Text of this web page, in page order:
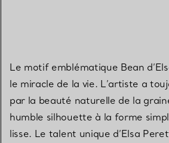
Le motif emblématique Bean
le miracle de la vie. L’artiste a
par la beauté naturelle de la
humble silhouette à la forme
lisse. Le talent unique d’Elsa